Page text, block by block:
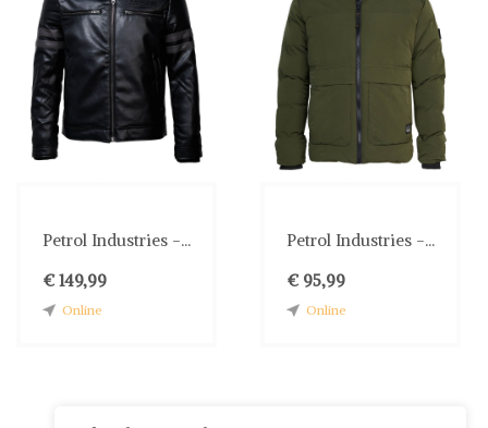
Petrol Industries -...
€ 149,99
Online
Petrol Industries -...
€ 95,99
Online